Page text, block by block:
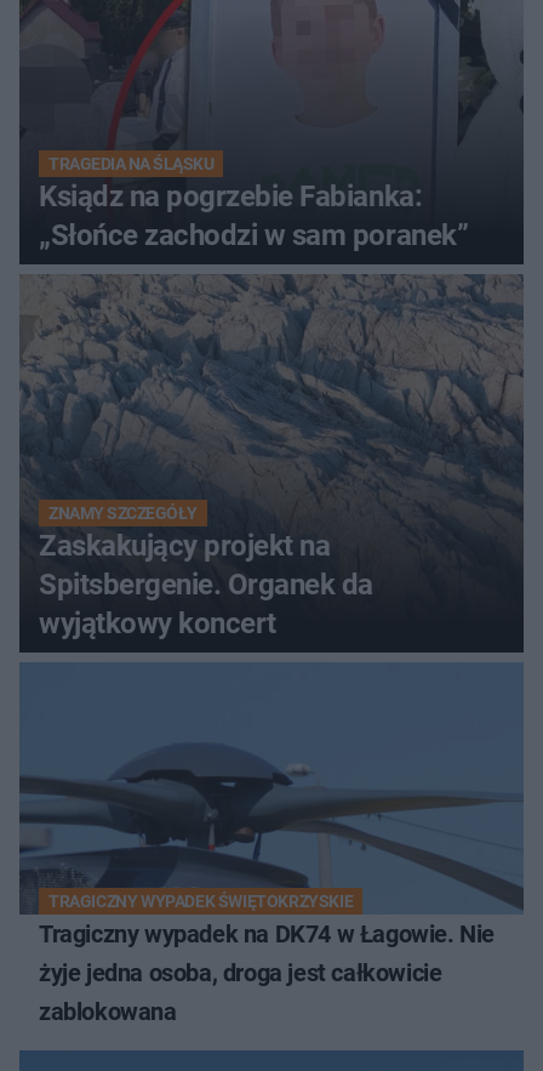
TRAGEDIA NA ŚLĄSKU
Ksiądz na pogrzebie Fabianka:
„Słońce zachodzi w sam poranek”
ZNAMY SZCZEGÓŁY
Zaskakujący projekt na
Spitsbergenie. Organek da
wyjątkowy koncert
TRAGICZNY WYPADEK ŚWIĘTOKRZYSKIE
Tragiczny wypadek na DK74 w Łagowie. Nie
żyje jedna osoba, droga jest całkowicie
zablokowana